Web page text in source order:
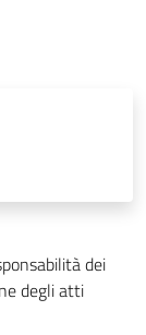
dei
degli atti